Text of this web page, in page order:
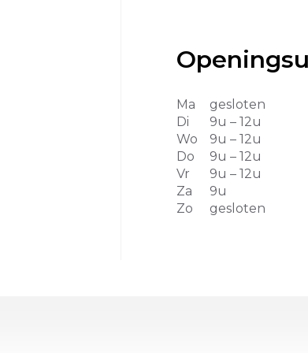
Ma
gesloten
Di
9u – 12u
Wo
9u – 12u
Do
9u – 12u
Vr
9u – 12u
Za
9u
Zo
gesloten